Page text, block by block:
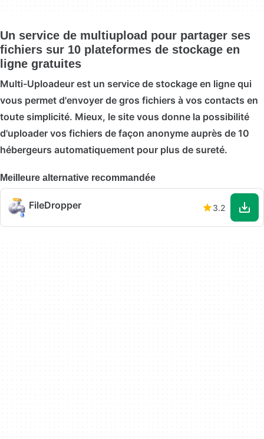
Un service de multiupload pour partager ses
fichiers sur 10 plateformes de stockage en
ligne gratuites
Multi-Uploadeur est un service de stockage en ligne qui
vous permet d'envoyer de gros fichiers à vos contacts en
toute simplicité. Mieux, le site vous donne la possibilité
d'uploader vos fichiers de façon anonyme auprès de 10
hébergeurs automatiquement pour plus de sureté.
Meilleure alternative recommandée
FileDropper 3.2